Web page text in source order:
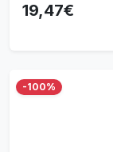
19,47€
-100%